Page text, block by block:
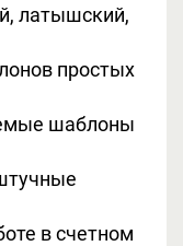
латышский,
простых
шаблоны
в счетном